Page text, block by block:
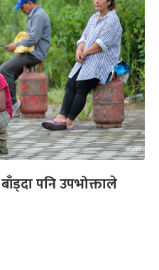
पनि उपभोक्ताले